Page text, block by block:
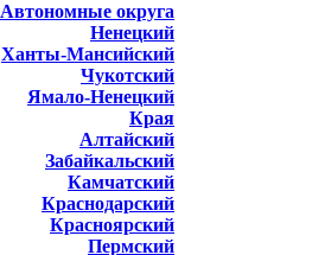
Автономные округа
Ненецкий
Ханты-Мансийский
Чукотский
Ямало-Ненецкий
Края
Алтайский
Забайкальский
Камчатский
Краснодарский
Красноярский
Пермский